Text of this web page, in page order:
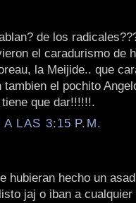
de los
el caradurismo de
la Meijide.. que
el pochito
que dar!!!!!!.
LAS 3:15 P.M.
hubieran hecho un
jaj o iban a